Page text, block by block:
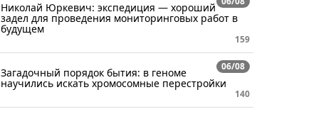
Николай Юркевич: экспедиция — хороший
задел для проведения мониторинговых работ в
будущем
159
06/08
Загадочный порядок бытия: в геноме
научились искать хромосомные перестройки
140